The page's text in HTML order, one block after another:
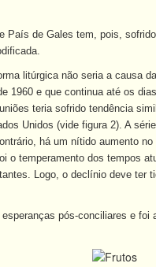
de Gales tem, pois,
litúrgica não seria a causa
1960 e que continua até os
teria sofrido tendência
Unidos (vide figura 2). A
há um nítido aumento
o temperamento dos tempos
Logo, o declínio deve ter
pós-conciliares e